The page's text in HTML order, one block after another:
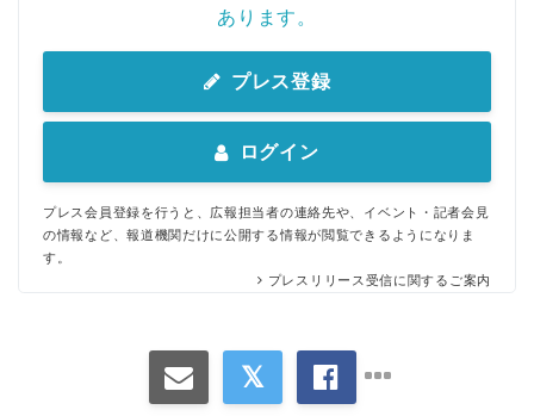
あります。
プレス登録
ログイン
プレス会員登録を行うと、広報担当者の連絡先や、イベント・記者会見
の情報など、報道機関だけに公開する情報が閲覧できるようになりま
す。
プレスリリース受信に関するご案内